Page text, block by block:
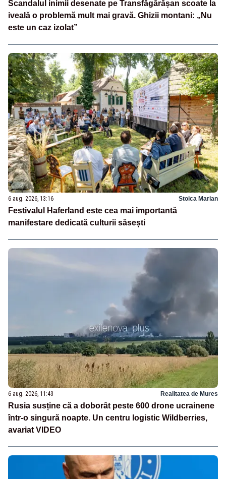
Scandalul inimii desenate pe Transfăgărășan scoate la
iveală o problemă mult mai gravă. Ghizii montani: „Nu
este un caz izolat”
6 aug. 2026, 13:16 Stoica Marian
Festivalul Haferland este cea mai importantă
manifestare dedicată culturii săsești
6 aug. 2026, 11:43 Realitatea de Mures
Rusia susține că a doborât peste 600 drone ucrainene
într-o singură noapte. Un centru logistic Wildberries,
avariat VIDEO